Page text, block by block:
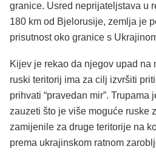
granice. Usred neprijateljstava u
180 km od Bjelorusije, zemlja je
prisutnost oko granice s
Kijev je rekao da njegov upad na
ruski teritorij ima za cilj izvršiti
prihvati “pravedan mir”. Trupama
zauzeti što je više moguće ruske
zamijenile za druge teritorije na
prema ukrajinskom ratnom